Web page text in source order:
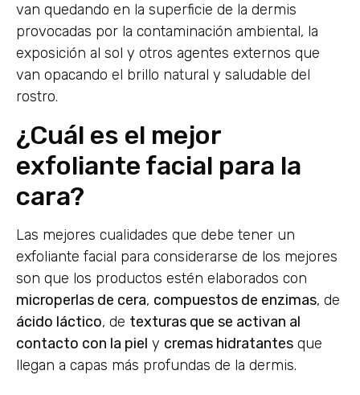
van quedando en la superficie de la dermis
provocadas por la contaminación ambiental, la
exposición al sol y otros agentes externos que
van opacando el brillo natural y saludable del
rostro.
¿Cuál es el mejor
exfoliante facial para la
cara?
Las mejores cualidades que debe tener un
exfoliante facial para considerarse de los mejores
son que los productos estén elaborados con
microperlas de cera, compuestos de enzimas, de
ácido láctico, de texturas que se activan al
contacto con la piel y cremas hidratantes que
llegan a capas más profundas de la dermis.